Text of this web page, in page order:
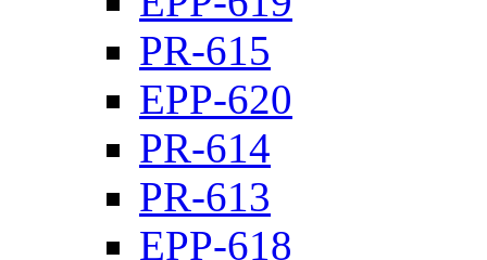
PR-615
EPP-620
PR-614
PR-613
EPP-618